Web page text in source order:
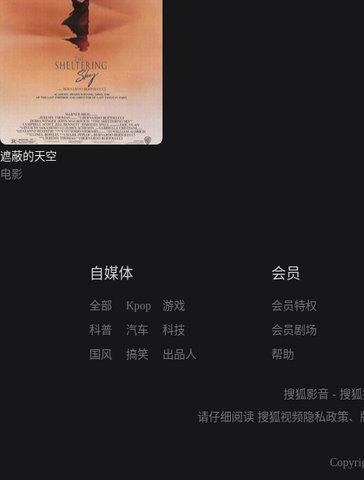
遮蔽的天空
电影
自媒体
全部
科普
国风
Kpop
汽车
搞笑
游戏
科技
出品人
会员
会员特权
会员剧场
帮助
搜狐影音 - 搜
请仔细阅读 搜狐视频隐私政策、